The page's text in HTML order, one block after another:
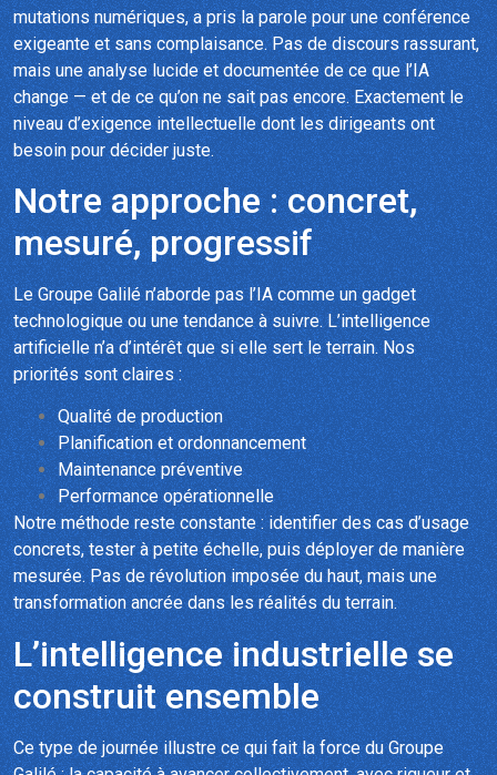
mutations numériques, a pris la parole pour une conférence
exigeante et sans complaisance. Pas de discours rassurant,
mais une analyse lucide et documentée de ce que l’IA
change — et de ce qu’on ne sait pas encore. Exactement le
niveau d’exigence intellectuelle dont les dirigeants ont
besoin pour décider juste.
Notre approche : concret,
mesuré, progressif
Le Groupe Galilé n’aborde pas l’IA comme un gadget
technologique ou une tendance à suivre. L’intelligence
artificielle n’a d’intérêt que si elle sert le terrain. Nos
priorités sont claires :
Qualité de production
Planification et ordonnancement
Maintenance préventive
Performance opérationnelle
Notre méthode reste constante : identifier des cas d’usage
concrets, tester à petite échelle, puis déployer de manière
mesurée. Pas de révolution imposée du haut, mais une
transformation ancrée dans les réalités du terrain.
L’intelligence industrielle se
construit ensemble
Ce type de journée illustre ce qui fait la force du Groupe